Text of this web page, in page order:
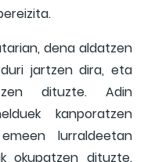
dena aldatzen
jartzen dira, eta
dituzte. Adin
kanporatzen
lurraldeetan
okupatzen dituzte.